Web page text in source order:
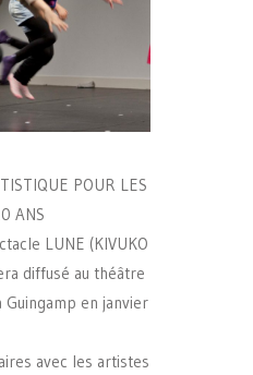
POUR LES
ANS
LUNE (KIVUKO
diffusé au théâtre
Guingamp en janvier
avec les artistes